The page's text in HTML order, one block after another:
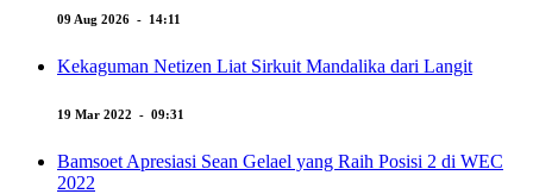
09 Aug 2026 - 14:11
Kekaguman Netizen Liat Sirkuit Mandalika dari Langit
19 Mar 2022 - 09:31
Bamsoet Apresiasi Sean Gelael yang Raih Posisi 2 di WEC
2022